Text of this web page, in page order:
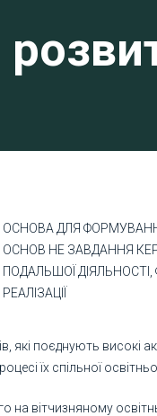
ОСНОВА ДЛЯ
ОСНОВ НЕ ЗАВДАННЯ
ПОДАЛЬШОЇ
РЕАЛІЗАЦІЇ
поєднують високі
їх спільної
на вітчизняному